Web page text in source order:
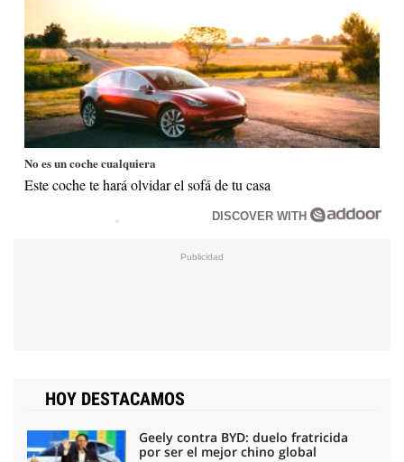
No es un coche cualquiera
Este coche te hará olvidar el sofá de tu casa
DISCOVER WITH
HOY DESTACAMOS
Geely contra BYD: duelo fratricida
por ser el mejor chino global